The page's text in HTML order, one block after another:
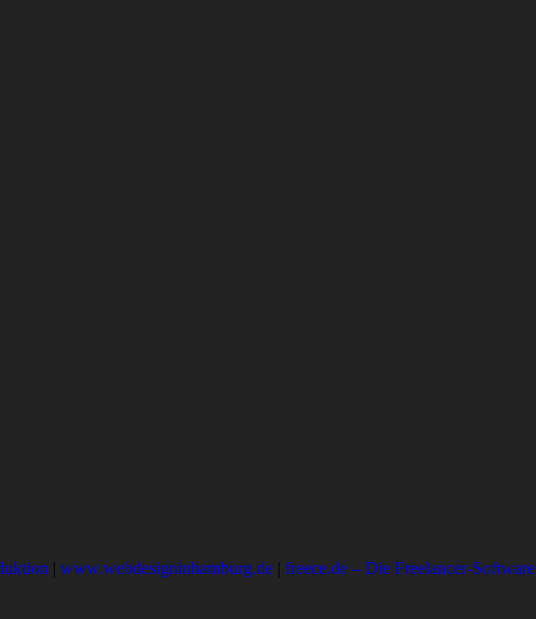
| www.webdesigninhamburg.de | freece.de – Die Freelancer-Software